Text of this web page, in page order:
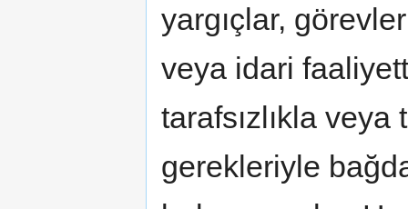
yargıçlar,
veya idari
tarafsızlıkla veya
gerekleriyle